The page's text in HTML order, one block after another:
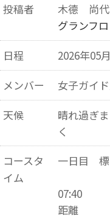
投稿者
木德 尚代
グランフ
日程
2026年05
メンバー
女子ガイ
天候
晴れ過ぎ
く
コースタ
イム
一日目
07:40
距離